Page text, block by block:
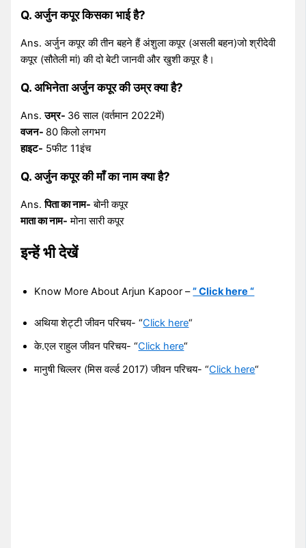
Q. अर्जुन कपूर किसका भाई है?
Ans. अर्जुन कपूर की तीन बहने हैं अंशुला कपूर (असली बहन)जो श्रीदेवी
कपूर (सौतेली मां) की दो बेटी जानवी और खुशी कपूर है।
Q. अभिनेता अर्जुन कपूर की उम्र क्या है?
Ans.उम्र- 36 साल (वर्तमान 2022में)
वजन- 80 किलो लगभग
हाइट- 5फीट 11इंच
Q. अर्जुन कपूर की माँ का नाम क्या है?
Ans.पिता का नाम- बोनी कपूर
माता का नाम- मोना सारी कपूर
इन्हें भी देखें
Know More About Arjun Kapoor –” Click here “
अथिया शेट्टी जीवन परिचय- “Click here“
के.एल राहुल जीवन परिचय- “Click here“
मानुषी चिल्लर (मिस वर्ल्ड 2017) जीवन परिचय- “Click here“